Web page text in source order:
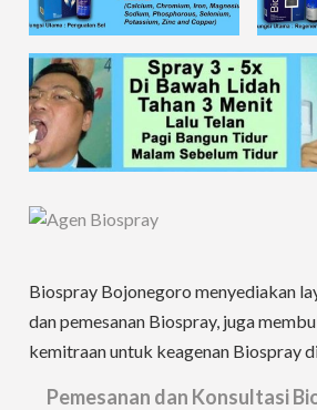
Biospray Bojonegoro menyediakan
dan pemesanan Biospray, juga
kemitraan untuk keagenan Biospray
Pemesanan dan Konsultasi